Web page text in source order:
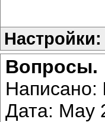
Настройки:
Вопросы.
Написано:
Дата: May